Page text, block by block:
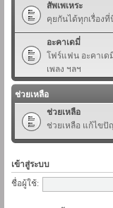
สัพเพเหระ
คุยกันได้ทุกเรื่องที่
อะคาเดมี่
โฟร์แฟน อะคาเด
เพลง ฯลฯ
ช่วยเหลือ
ช่วยเหลือ
ช่วยเหลือ แก้ไขปั
เข้าสู่ระบบ
ชื่อผู้ใช้: